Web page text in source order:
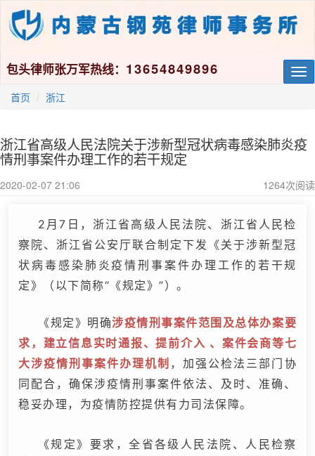
包头律师张万军热线： 13654849896
首页 浙江
浙江省高级人民法院关于涉新型冠状病毒感染肺炎疫
情刑事案件办理工作的若干规定
2020-02-07 21:06 1264次阅读
2月7日，浙江省高级人民法院、浙江省人民检
察院、浙江省公安厅联合制定下发《关于涉新型冠
状病毒感染肺炎疫情刑事案件办理工作的若干规
定》（以下简称“《规定》”）。
《规定》明确涉疫情刑事案件范围及总体办案要
求，建立信息实时通报、提前介入 、案件会商等七
大涉疫情刑事案件办理机制 ，加强公检法三部门协
同配合，确保涉疫情刑事案件依法、及时、准确、
稳妥办理，为疫情防控提供有力司法保障。
《规定》要求，全省各级人民法院、人民检察